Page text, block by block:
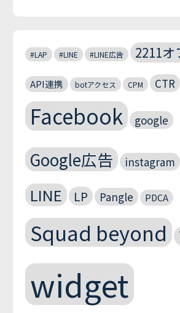
#LAP #LINE #LINE広告 2211オ
API連携 botアクセス CPM CTR
Facebook google
Google広告 instagram
LINE LP Pangle PDCA
Squad beyond
widget